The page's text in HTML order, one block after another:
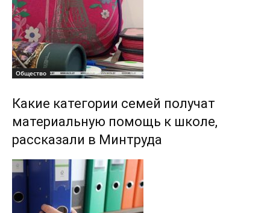
Общество
Какие категории семей получат
материальную помощь к школе,
рассказали в Минтруда